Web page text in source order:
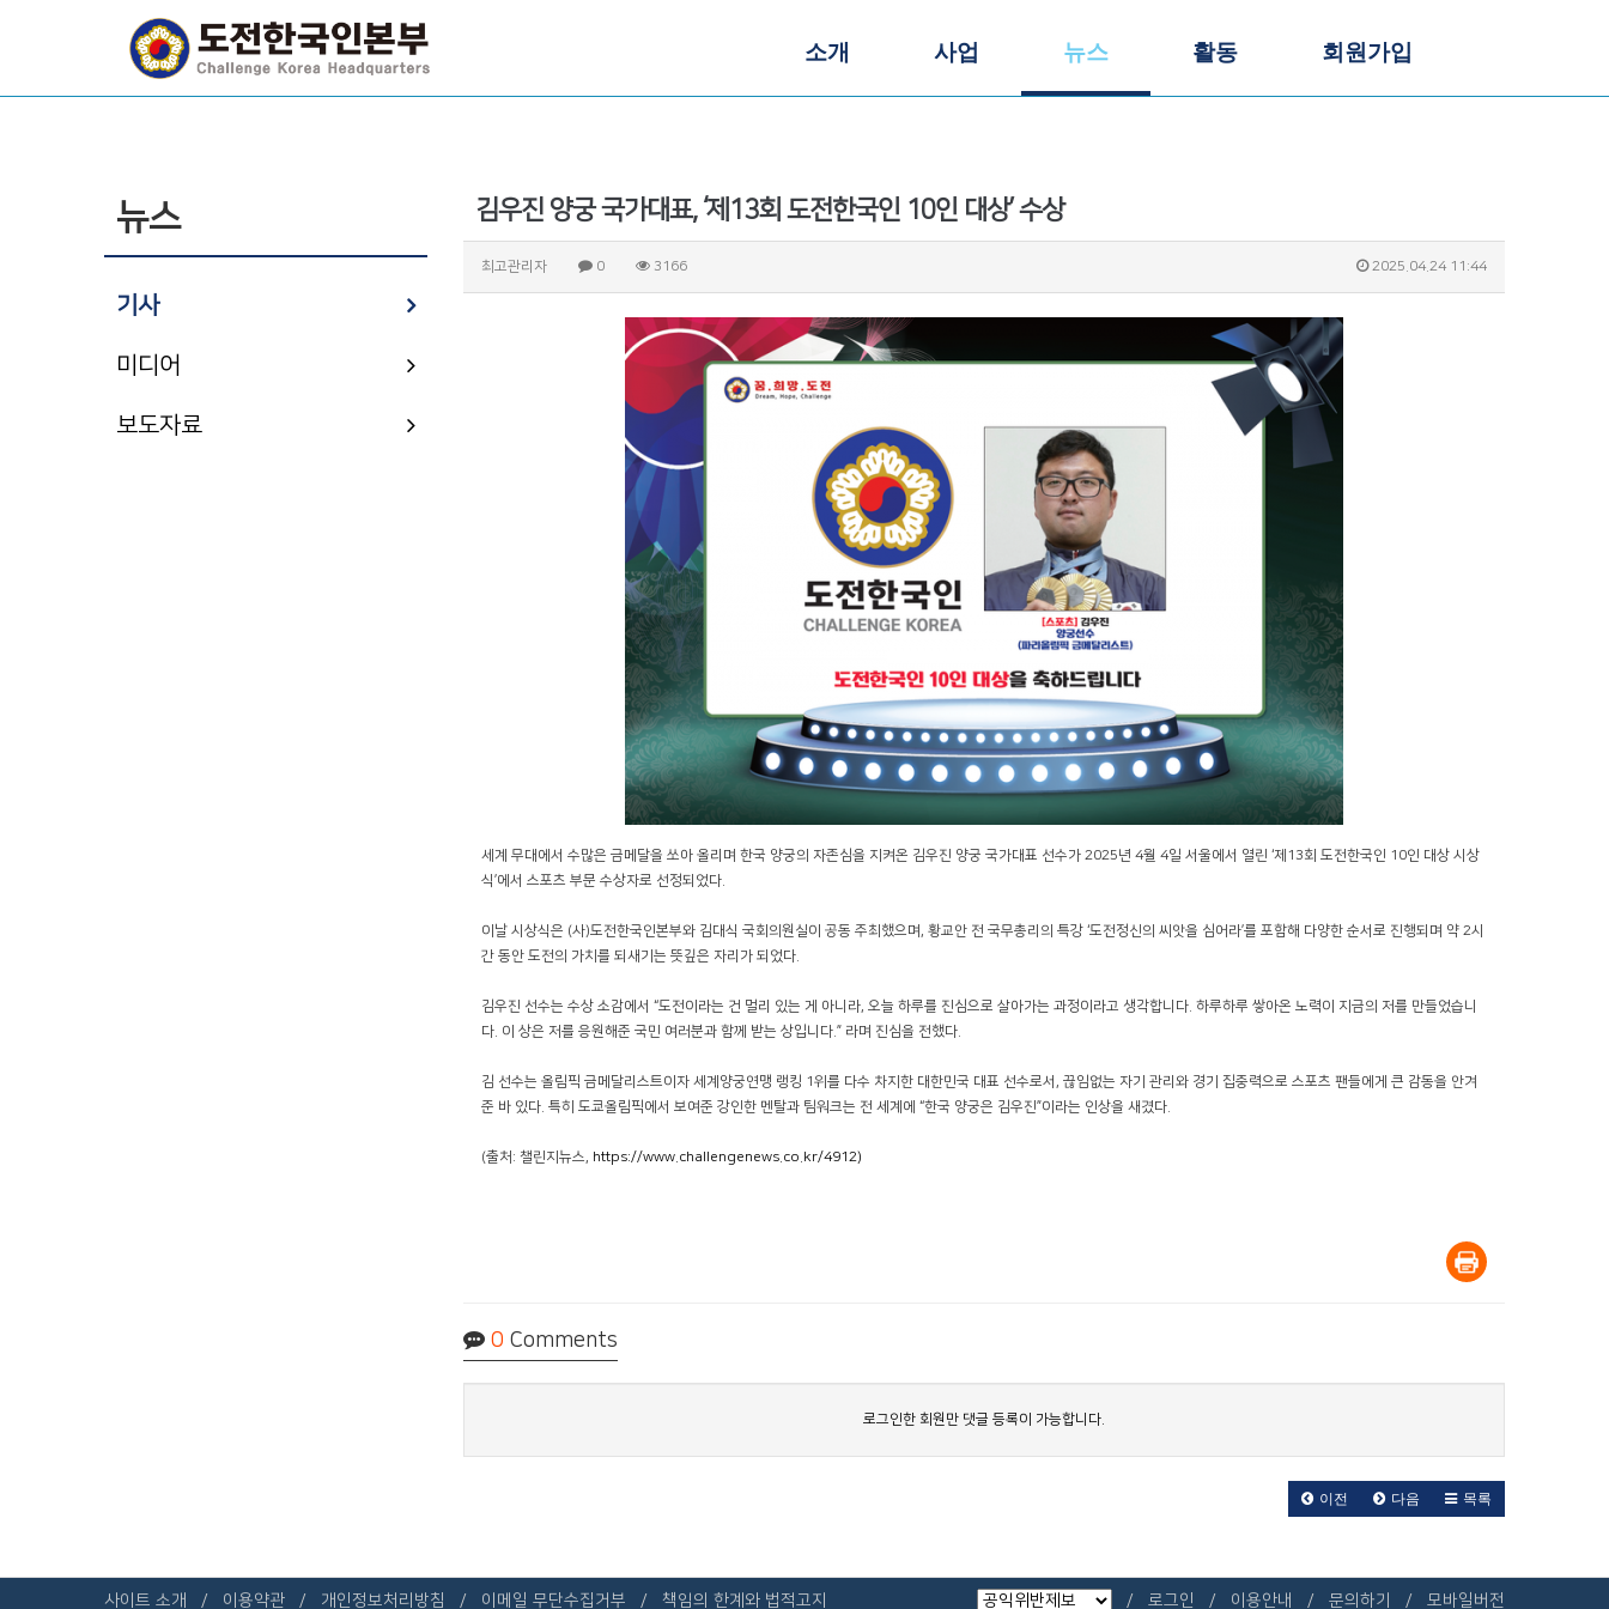
소개 사업 뉴스 활동 회원가입
김우진 양궁 국가대표, ‘제13회 도전한국인 10인 대상’ 수상
최고관리자 0 3166 2025.04.24 11:44
세계 무대에서 수많은 금메달을 쏘아 올리며 한국 양궁의 자존심을 지켜온 김우진 양궁 국가대표 선수가 2025년 4월 4일 서울에서 열린 ‘제13회 도전한국인 10인 대상 시상
식’에서 스포츠 부문 수상자로 선정되었다.
이날 시상식은 (사)도전한국인본부와 김대식 국회의원실이 공동 주최했으며, 황교안 전 국무총리의 특강 ‘도전정신의 씨앗을 심어라’를 포함해 다양한 순서로 진행되며 약 2시
간 동안 도전의 가치를 되새기는 뜻깊은 자리가 되었다.
김우진 선수는 수상 소감에서 “도전이라는 건 멀리 있는 게 아니라, 오늘 하루를 진심으로 살아가는 과정이라고 생각합니다. 하루하루 쌓아온 노력이 지금의 저를 만들었습니
다. 이 상은 저를 응원해준 국민 여러분과 함께 받는 상입니다.” 라며 진심을 전했다.
김 선수는 올림픽 금메달리스트이자 세계양궁연맹 랭킹 1위를 다수 차지한 대한민국 대표 선수로서, 끊임없는 자기 관리와 경기 집중력으로 스포츠 팬들에게 큰 감동을 안겨
준 바 있다. 특히 도쿄올림픽에서 보여준 강인한 멘탈과 팀워크는 전 세계에 “한국 양궁은 김우진”이라는 인상을 새겼다.
(출처: 챌린지뉴스, https://www.challengenews.co.kr/4912)
0 Comments
로그인한 회원만 댓글 등록이 가능합니다.
이전 다음 목록
뉴스
기사
미디어
보도자료
사이트 소개 이용약관 개인정보처리방침 이메일 무단수집거부 책임의 한계와 법적고지 로그인 이용안내 문의하기 모바일버전